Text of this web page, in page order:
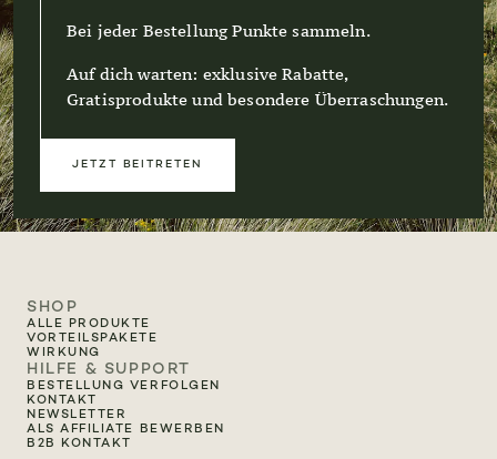
Bei jeder Bestellung Punkte sammeln.
Auf dich warten: exklusive Rabatte,
Gratisprodukte und besondere Überraschungen.
JETZT BEITRETEN
SHOP
ALLE PRODUKTE
VORTEILSPAKETE
WIRKUNG
HILFE & SUPPORT
BESTELLUNG VERFOLGEN
KONTAKT
NEWSLETTER
ALS AFFILIATE BEWERBEN
B2B KONTAKT